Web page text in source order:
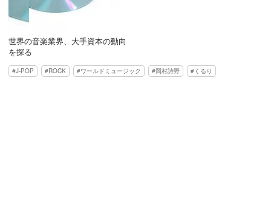
世界の音楽業界、大手資本の動向
を探る
J-POP ROCK ワールドミュージック 岡村詩野 くるり